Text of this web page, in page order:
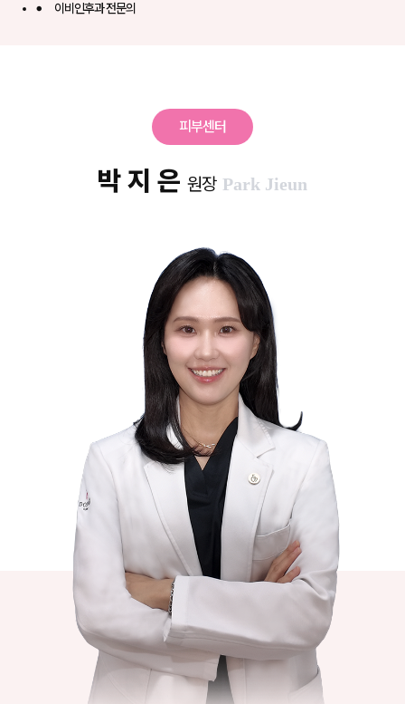
이비인후과 전문의
피부센터
박 지 은 원장 Park Jieun